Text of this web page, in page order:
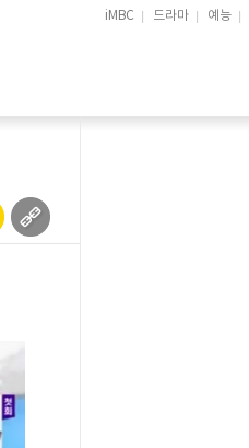
iMBC 드라마 예능